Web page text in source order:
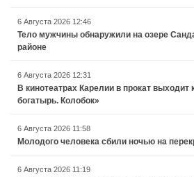
6 Августа 2026 12:46
Тело мужчины обнаружили на озере
районе
6 Августа 2026 12:31
В кинотеатрах Карелии в прокат
богатырь. Колобок»
6 Августа 2026 11:58
Молодого человека сбили ночью на
6 Августа 2026 11:19